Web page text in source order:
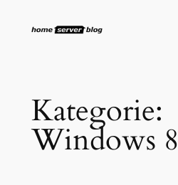
Inhalt
Kategorie:
Windows 8